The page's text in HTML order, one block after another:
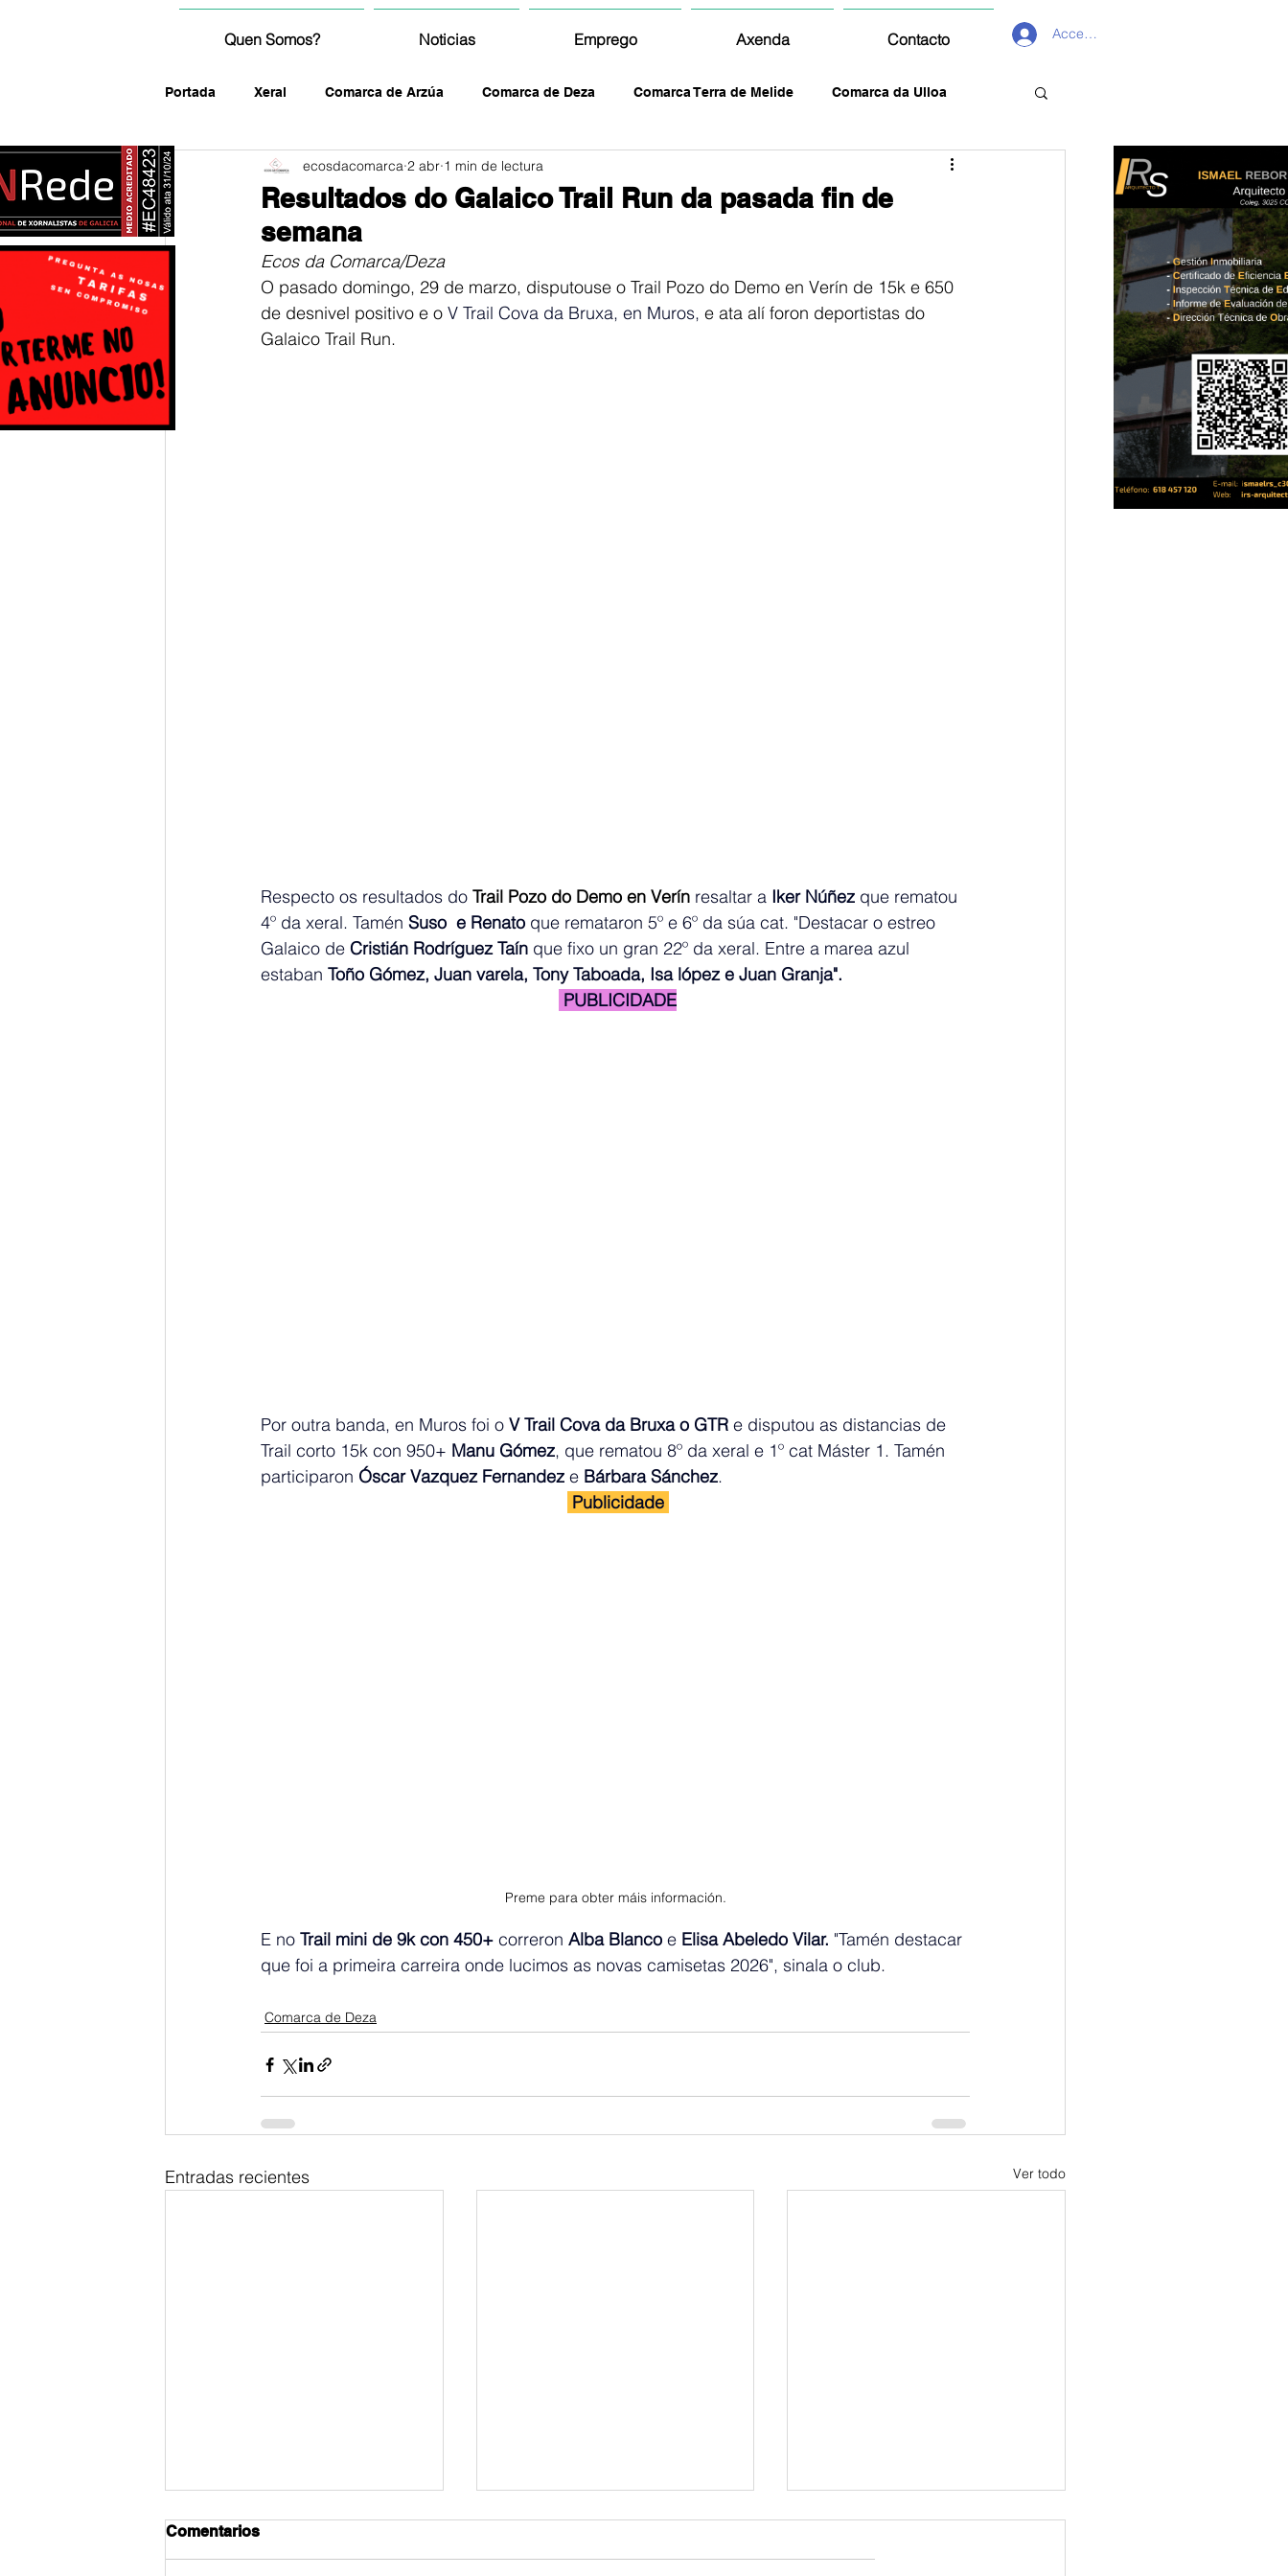
Quen Somos? Noticias Emprego Axenda Contacto Acceder
Portada Xeral Comarca de Arzúa Comarca de Deza Comarca Terra de Melide Comarca da Ulloa
fotografía
Resultados do Galaico Trail Run da pasada fin de
semana
ecosdacomarca 2 abr 1 min de lectura
Ecos da Comarca/Deza
O pasado domingo, 29 de marzo, disputouse o Trail Pozo do Demo en Verín de 15k e 650
de desnivel positivo e o V Trail Cova da Bruxa, en Muros, e ata alí foron deportistas do
Galaico Trail Run.
Respecto os resultados do Trail Pozo do Demo en Verín resaltar a Iker Núñez que rematou
4º da xeral. Tamén Suso  e Renato que remataron 5º e 6º da súa cat. "Destacar o estreo
Galaico de Cristián Rodríguez Taín que fixo un gran 22º da xeral. Entre a marea azul
estaban Toño Gómez, Juan varela, Tony Taboada, Isa lópez e Juan Granja".
PUBLICIDADE
Por outra banda, en Muros foi o V Trail Cova da Bruxa o GTR e disputou as distancias de
Trail corto 15k con 950+ Manu Gómez, que rematou 8º da xeral e 1º cat Máster 1. Tamén
participaron Óscar Vazquez Fernandez e Bárbara Sánchez.
Publicidade
Preme para obter máis información.
E no Trail mini de 9k con 450+ correron Alba Blanco e Elisa Abeledo Vilar. "Tamén destacar
que foi a primeira carreira onde lucimos as novas camisetas 2026", sinala o club.
Comarca de Deza
Entradas recientes Ver todo
Comentarios